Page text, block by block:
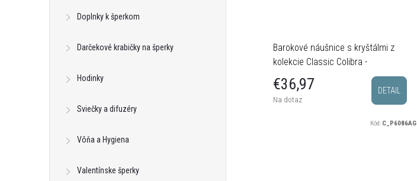
Doplnky k šperkom
Darčekové krabičky na šperky
Hodinky
Sviečky a difuzéry
Vôňa a Hygiena
Valentínske šperky
Klipsy s guličkou z kolekcie Classic
odosielame
Barokové náušnice s kryštálmi z
kolekcie Classic Colibra -
postriebrené
€36,97
Na dotaz
DETAIL
Kód: C_P6086AG